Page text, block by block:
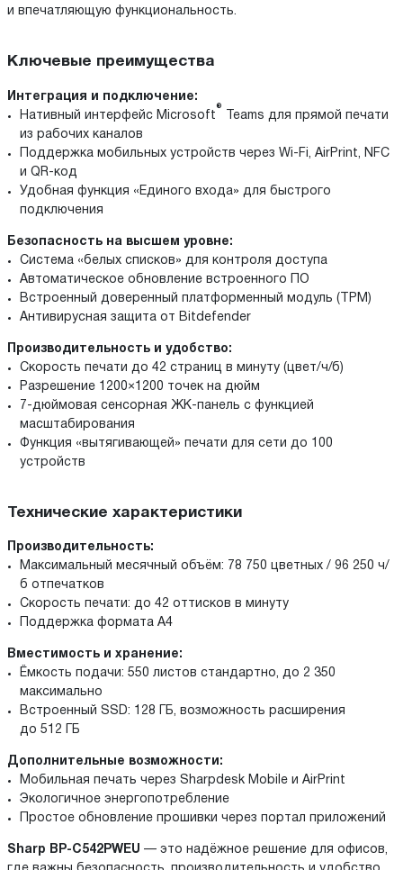
и впечатляющую функциональность.
Ключевые преимущества
Интеграция и подключение:
Нативный интерфейс Microsoft
®
Teams для прямой печати
из рабочих каналов
Поддержка мобильных устройств через Wi-Fi, AirPrint, NFC
и QR-код
Удобная функция «Единого входа» для быстрого
подключения
Безопасность на высшем уровне:
Система «белых списков» для контроля доступа
Автоматическое обновление встроенного ПО
Встроенный доверенный платформенный модуль (TPM)
Антивирусная защита от Bitdefender
Производительность и удобство:
Скорость печати до 42 страниц в минуту (цвет/ч/б)
Разрешение 1200×1200 точек на дюйм
7-дюймовая сенсорная ЖК-панель с функцией
масштабирования
Функция «вытягивающей» печати для сети до 100
устройств
Технические характеристики
Производительность:
Максимальный месячный объём: 78 750 цветных / 96 250 ч/
б отпечатков
Скорость печати: до 42 оттисков в минуту
Поддержка формата A4
Вместимость и хранение:
Ёмкость подачи: 550 листов стандартно, до 2 350
максимально
Встроенный SSD: 128 ГБ, возможность расширения
до 512 ГБ
Дополнительные возможности:
Мобильная печать через Sharpdesk Mobile и AirPrint
Экологичное энергопотребление
Простое обновление прошивки через портал приложений
Sharp BP-C542PWEU — это надёжное решение для офисов,